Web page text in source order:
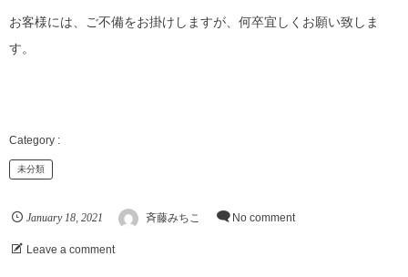
お客様には、ご不備をお掛けしますが、何卒宜しくお願い致しま
す。
未分類
January 18 ,2021 斉藤みちこ No comment
Leave a comment